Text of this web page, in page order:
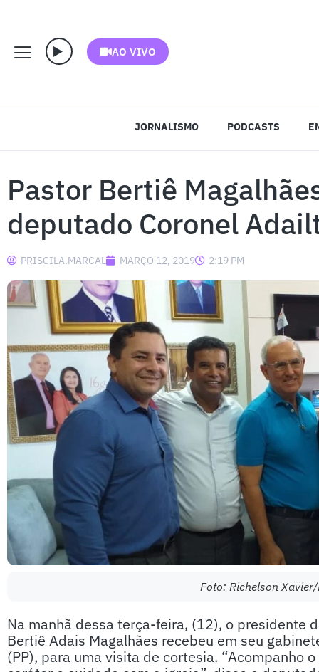
AO VIVO
JORNALISMO PODCASTS
Pastor Bertiê
deputado Coronel
PRISCILA.MARCAL MARÇO 12, 2019 2:19 PM
Foto: Richelson
Na manhã dessa terça-feira, (12), o presidente
Bertiê Adais Magalhães recebeu em seu
(PP), para uma visita de cortesia. “Acompanho